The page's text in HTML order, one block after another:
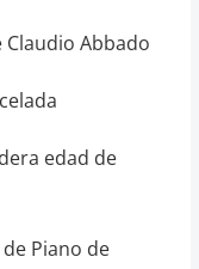
Claudio Abbado
edad de
Piano de